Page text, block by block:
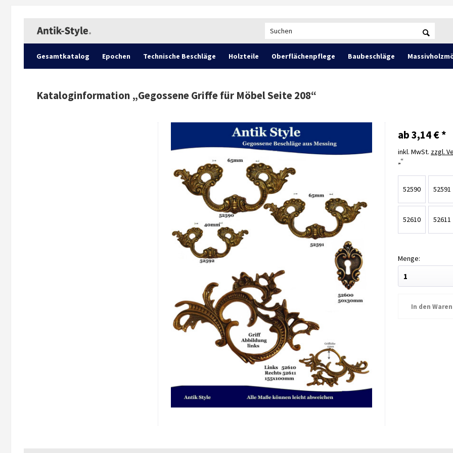
Gesamtkatalog Epochen Technische Beschläge Holzteile Oberflächenpflege Baubeschläge
Kataloginformation „Gegossene Griffe für Möbel Seite 208“
ab 3,14 € *
inkl. MwSt. zzgl.
52590 52591
52610 52611
In den